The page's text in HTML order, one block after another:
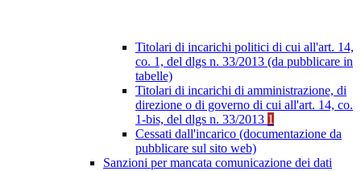
Titolari di incarichi politici di cui all'art. 14,
co. 1, del dlgs n. 33/2013 (da pubblicare in
tabelle)
Titolari di incarichi di amministrazione, di
direzione o di governo di cui all'art. 14, co.
1-bis, del dlgs n. 33/2013 1
Cessati dall'incarico (documentazione da
pubblicare sul sito web)
Sanzioni per mancata comunicazione dei dati